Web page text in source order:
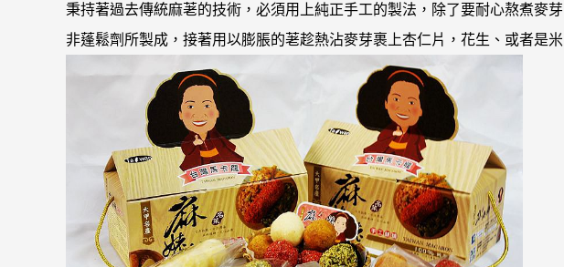
秉持著過去傳統麻荖的技術，必須用上純正手工的製法，除了要耐心熬煮麥
非蓬鬆劑所製成，接著用以膨脹的荖趁熱沾麥芽裹上杏仁片，花生、或者是米